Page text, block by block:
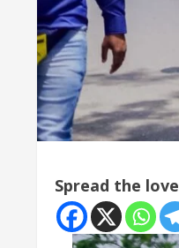
Spread the love